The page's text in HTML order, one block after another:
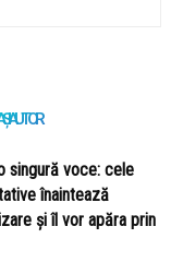
AUTOR
singură voce: cele
înaintează
și îl vor apăra prin